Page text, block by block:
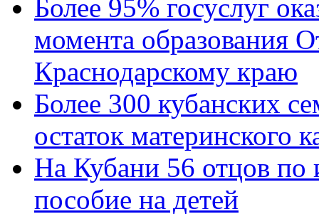
Более 95% госуслуг
момента образования
Краснодарскому краю
Более 300 кубанских
остаток материнского
На Кубани 56 отцов по
пособие на детей